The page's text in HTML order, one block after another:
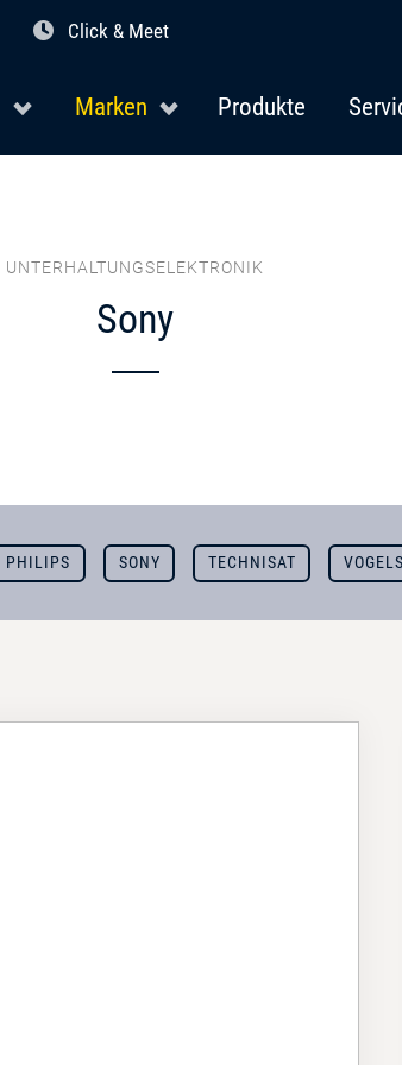
Click & Meet
Marken Produkte
UNTERHALTUNGSELEKTRONIK
Sony
PHILIPS SONY TECHNISAT